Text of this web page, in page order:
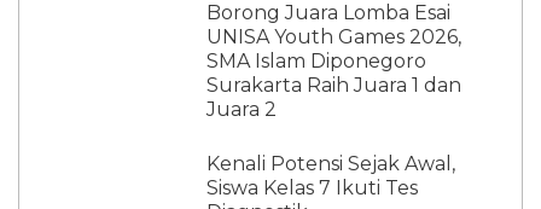
Borong Juara Lomba Esai
UNISA Youth Games 2026,
SMA Islam Diponegoro
Surakarta Raih Juara 1 dan
Juara 2
Kenali Potensi Sejak Awal,
Siswa Kelas 7 Ikuti Tes